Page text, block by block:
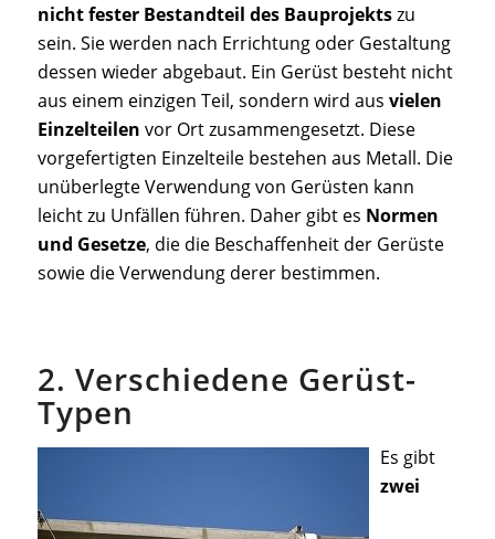
nicht fester Bestandteil des Bauprojektszu
sein. Sie werden nach Errichtung oder Gestaltung
dessen wieder abgebaut. Ein Gerüst besteht nicht
aus einem einzigen Teil, sondern wird aus vielen
Einzelteilen vor Ort zusammengesetzt. Diese
vorgefertigten Einzelteile bestehen aus Metall. Die
unüberlegte Verwendung von Gerüsten kann
leicht zu Unfällen führen. Daher gibt es Normen
und Gesetze, die die Beschaffenheit der Gerüste
sowie die Verwendung derer bestimmen.
2. Verschiedene Gerüst-
Typen
Es gibt
zwei